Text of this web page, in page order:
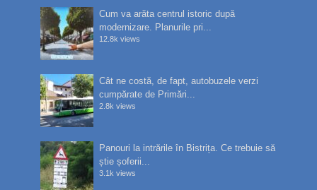
Cum va arăta centrul istoric după
modernizare. Planurile pri...
12.8k views
Cât ne costă, de fapt, autobuzele verzi
cumpărate de Primări...
2.8k views
Panouri la intrările în Bistrița. Ce trebuie să
știe șoferii...
3.1k views